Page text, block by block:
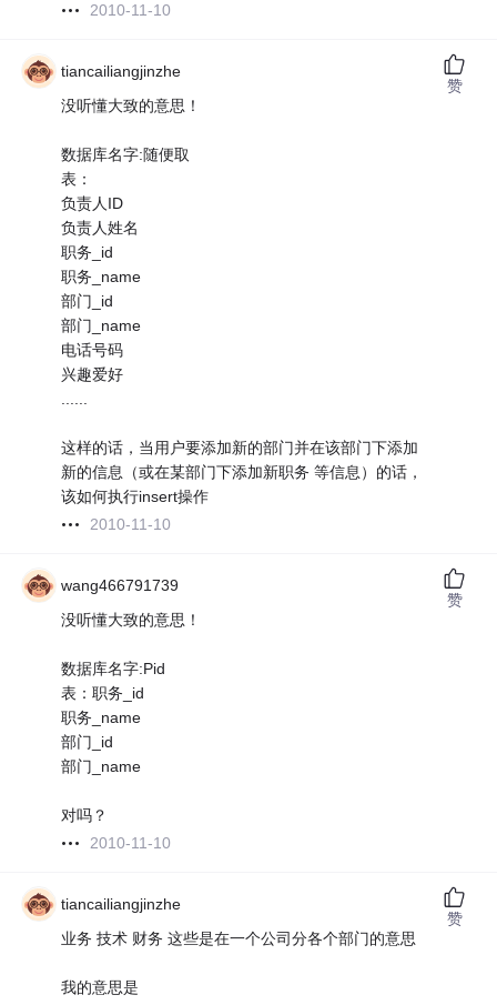
2010-11-10
tiancailiangjinzhe
没听懂大致的意思！
数据库名字:随便取
表：
负责人ID
负责人姓名
职务_id
职务_name
部门_id
部门_name
电话号码
兴趣爱好
......
这样的话，当用户要添加新的部门并在该部门下添加
新的信息（或在某部门下添加新职务 等信息）的话，
该如何执行insert操作
2010-11-10
赞
wang466791739
没听懂大致的意思！
数据库名字:Pid
表：职务_id
职务_name
部门_id
部门_name
对吗？
2010-11-10
赞
tiancailiangjinzhe
业务 技术 财务 这些是在一个公司分各个部门的意思
我的意思是
赞